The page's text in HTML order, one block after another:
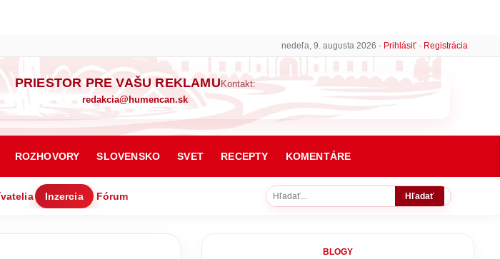
nedeľa, 9. augusta 2026 · Prihlásiť · Registrácia
PRIESTOR PRE VAŠU REKLAMU Kontakt:
redakcia@humencan.sk
ROZHOVORY SLOVENSKO SVET RECEPTY KOMENTÁRE
Inzercia Fórum Hľadať
BLOGY